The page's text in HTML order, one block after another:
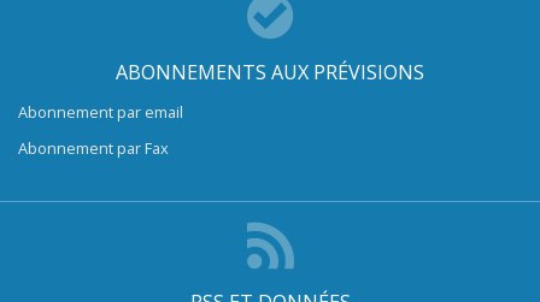
ABONNEMENTS AUX PRÉVISIONS
Abonnement par email
Abonnement par Fax